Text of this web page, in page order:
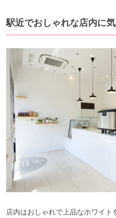
駅近でおしゃれな店内に
店内はおしゃれで上品なホワイ